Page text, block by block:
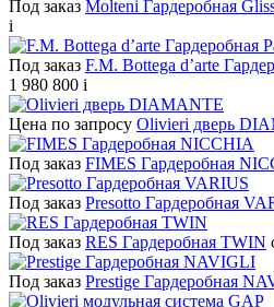
Под заказ Molteni Гардеробная
i
Под заказ F.M. Bottega d’arte
1 980 800 i
Цена по запросу Olivieri дверь
Под заказ FIMES Гардеробная
Под заказ Presotto Гардеробная
Под заказ RES Гардеробная TWIN
Под заказ Prestige Гардеробная